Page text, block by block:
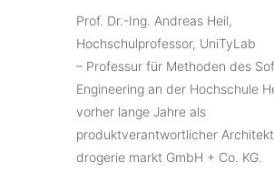
Prof. Dr.-Ing. Andreas Heil,
Hochschulprofessor, UniTyLab
– Professur für Methoden des
Engineering an der Hochschule
vorher lange Jahre als
produktverantwortlicher
drogerie markt GmbH + Co. KG.